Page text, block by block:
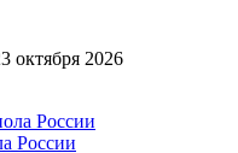
октября 2026
России